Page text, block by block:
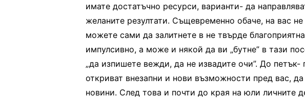
имате достатъчно ресурси, варианти- да
желаните резултати. Същевременно обаче, на вас
можете сами да залитнете в не твърде
импулсивно, а може и някой да ви „бутне” в тази
„да изпишете вежди, да не извадите очи”. До
откриват внезапни и нови възможности пред вас, да
новини. След това и почти до края на юли личните